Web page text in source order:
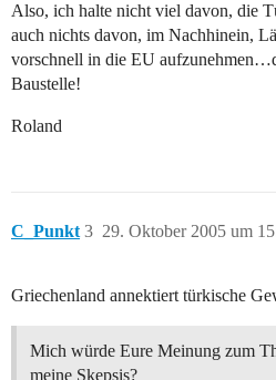
Also, ich halte nicht viel davon, die
auch nichts davon, im Nachhinein,
vorschnell in die EU
Baustelle!
Roland
C_Punkt 29. Oktober 2005 um
3
Griechenland annektiert türkische
Mich würde Eure Meinung zum
meine Skepsis?